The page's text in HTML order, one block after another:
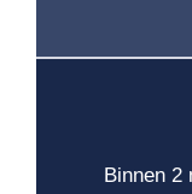
Binnen 2